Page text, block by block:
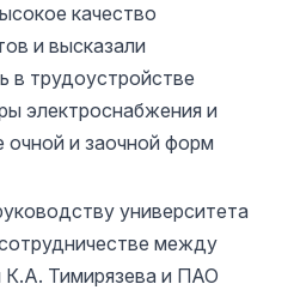
качество
и высказали
в трудоустройстве
электроснабжения и
очной и заочной форм
университета
между
Тимирязева и ПАО